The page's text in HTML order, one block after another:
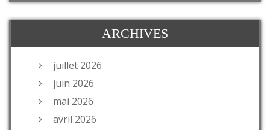
ARCHIVES
juillet 2026
juin 2026
mai 2026
avril 2026